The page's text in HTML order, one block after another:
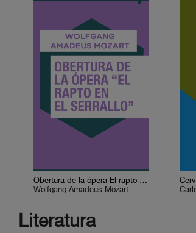
Obertura de la ópera El rapto en el serrallo
Wolfgang Amadeus Mozart
Literatura